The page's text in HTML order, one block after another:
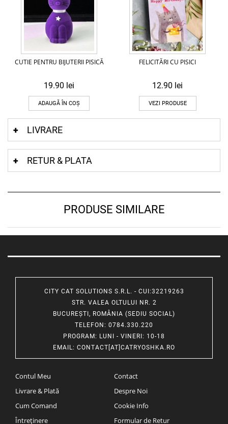
CUTIE PENTRU BIJUTERII PISICĂ
19.90 lei
ADAUGĂ ÎN COȘ
FELICITĂRI CU PISICI
12.90 lei
VEZI PRODUSE
LIVRARE
RETUR & PLATA
PRODUSE SIMILARE
CITY CAT SOLUTIONS S.R.L. - CUI:32219263
STR. VALEA OLTULUI NR. 2
BUCUREȘTI, ROMÂNIA (SEDIU SOCIAL)
TELEFON : 0784.330.220
PROGRAM: LUNI - VINERI: 10-18
EMAIL: CONTACT[AT]CATRYOSHKA.RO
Contul Meu
Livrare & Plată
Cum Comand
Întreținere
Contact
Despre Noi
Cookie Info
Formular de Retur